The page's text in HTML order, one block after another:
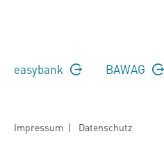
easybank BAWAG
Impressum | Datenschutz